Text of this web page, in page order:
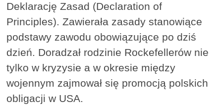
Deklarację Zasad (Declaration of
Principles). Zawierała zasady stanowiące
podstawy zawodu obowiązujące po dziś
dzień. Doradzał rodzinie Rockefellerów nie
tylko w kryzysie a w okresie między
wojennym zajmował się promocją polskich
obligacji w USA.